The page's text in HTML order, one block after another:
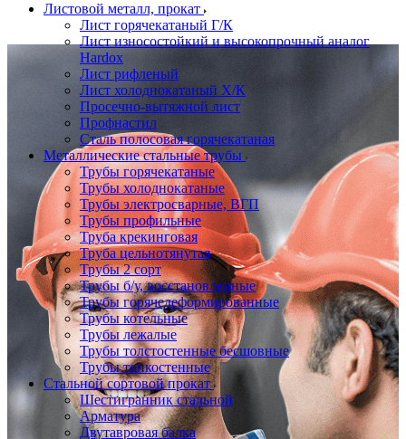
Листовой металл, прокат
Лист горячекатаный Г/К
Лист износостойкий и высокопрочный аналог
Hardox
Лист рифленый
Лист холоднокатаный Х/К
Просечно-вытяжной лист
Профнастил
Сталь полосовая горячекатаная
Металлические стальные трубы
Трубы горячекатаные
Трубы холоднокатаные
Трубы электросварные, ВГП
Трубы профильные
Труба крекинговая
Труба цельнотянутая
Трубы 2 сорт
Трубы б/у, восстановленные
Трубы горячедеформированные
Трубы котельные
Трубы лежалые
Трубы толстостенные бесшовные
Трубы тонкостенные
Стальной сортовой прокат
Шестигранник стальной
Арматура
Двутавровая балка